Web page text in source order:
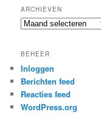
ARCHIEVEN
Archieven
BEHEER
Inloggen
Berichten feed
Reacties feed
WordPress.org